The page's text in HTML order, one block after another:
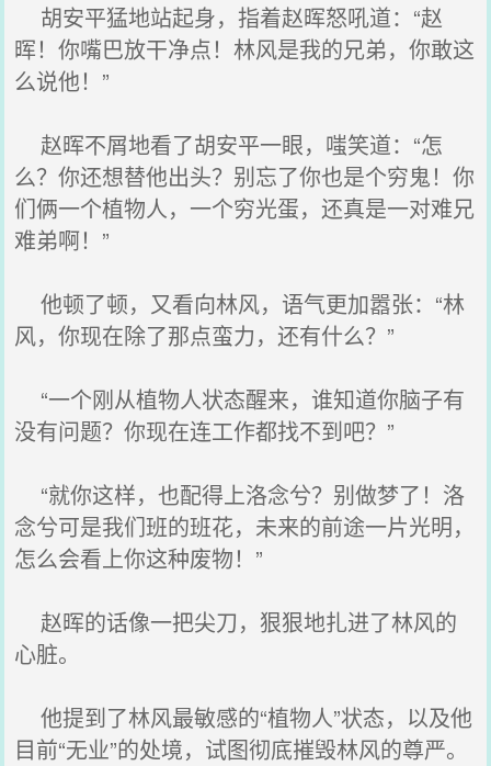
胡安平猛地站起身，指着赵晖怒吼道：“赵
晖！你嘴巴放干净点！林风是我的兄弟，你敢这
么说他！”
赵晖不屑地看了胡安平一眼，嗤笑道：“怎
么？你还想替他出头？别忘了你也是个穷鬼！你
们俩一个植物人，一个穷光蛋，还真是一对难兄
难弟啊！”
他顿了顿，又看向林风，语气更加嚣张：“林
风，你现在除了那点蛮力，还有什么？”
“一个刚从植物人状态醒来，谁知道你脑子有
没有问题？你现在连工作都找不到吧？”
“就你这样，也配得上洛念兮？别做梦了！洛
念兮可是我们班的班花，未来的前途一片光明，
怎么会看上你这种废物！”
赵晖的话像一把尖刀，狠狠地扎进了林风的
心脏。
他提到了林风最敏感的“植物人”状态，以及他
目前“无业”的处境，试图彻底摧毁林风的尊严。